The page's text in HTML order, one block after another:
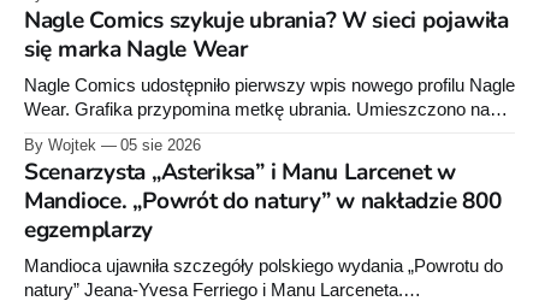
zdecydował się stworzyć rozbudowany projekt wydawniczy
obejmujący powieści dla dorosłych, młodzieży i młodszych
czytelników, komiksy Marvela i Dark Horse'a, słuchowiska
oraz opowiadania. Wszystkie te elementy wzajemnie się
uzupełniają, tworząc
Nagle Comics szykuje ubrania? W sieci pojawiła
się marka Nagle Wear
Nagle Comics udostępniło pierwszy wpis nowego profilu Nagle
Wear. Grafika przypomina metkę ubrania. Umieszczono na
dotyczące prania. Powstała też osobna domena internetowa
pod nazwą marki.
By Wojtek 05 sie 2026
Scenarzysta „Asteriksa” i Manu Larcenet w
Mandioce. „Powrót do natury” w nakładzie 800
egzemplarzy
Mandioca ujawniła szczegóły polskiego wydania „Powrotu do
natury” Jeana-Yvesa Ferriego i Manu Larceneta.